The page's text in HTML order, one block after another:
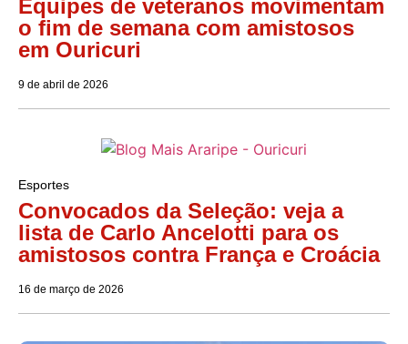
Equipes de veteranos movimentam
o fim de semana com amistosos
em Ouricuri
9 de abril de 2026
Esportes
Convocados da Seleção: veja a
lista de Carlo Ancelotti para os
amistosos contra França e Croácia
16 de março de 2026